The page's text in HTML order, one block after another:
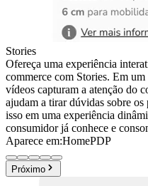
Stories
Ofereça uma experiência
commerce com Stories. Em
vídeos capturam a atenção do
ajudam a tirar dúvidas sobre
isso em uma experiência
consumidor já conhece e
Aparece em:HomePDP
Próximo